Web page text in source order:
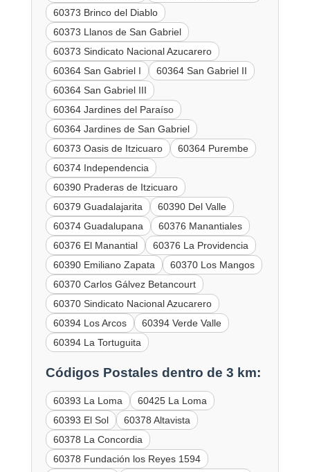
60373 Brinco del Diablo
60373 Llanos de San Gabriel
60373 Sindicato Nacional Azucarero
60364 San Gabriel I
60364 San Gabriel II
60364 San Gabriel III
60364 Jardines del Paraíso
60364 Jardines de San Gabriel
60373 Oasis de Itzicuaro
60364 Purembe
60374 Independencia
60390 Praderas de Itzicuaro
60379 Guadalajarita
60390 Del Valle
60374 Guadalupana
60376 Manantiales
60376 El Manantial
60376 La Providencia
60390 Emiliano Zapata
60370 Los Mangos
60370 Carlos Gálvez Betancourt
60370 Sindicato Nacional Azucarero
60394 Los Arcos
60394 Verde Valle
60394 La Tortuguita
Códigos Postales dentro de 3 km:
60393 La Loma
60425 La Loma
60393 El Sol
60378 Altavista
60378 La Concordia
60378 Fundación los Reyes 1594